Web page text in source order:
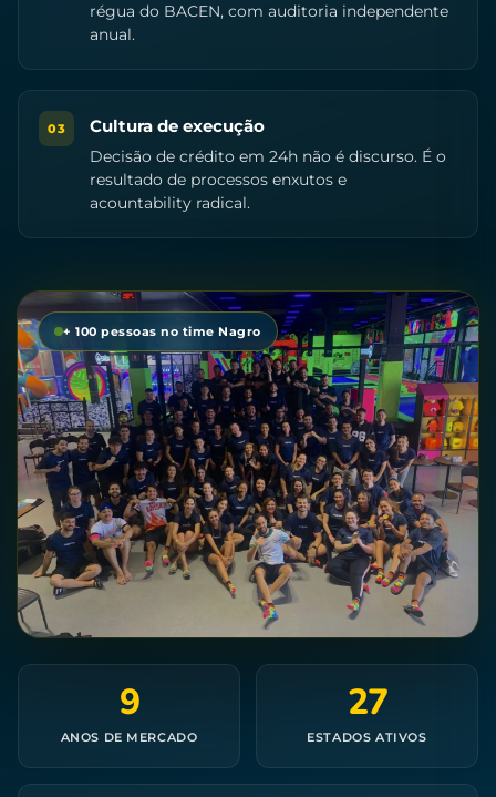
régua do BACEN, com auditoria independente
anual.
03 Cultura de execução
Decisão de crédito em 24h não é discurso. É o
resultado de processos enxutos e
acountability radical.
+ 100 pessoas no time Nagro
9
ANOS DE MERCADO
27
ESTADOS ATIVOS